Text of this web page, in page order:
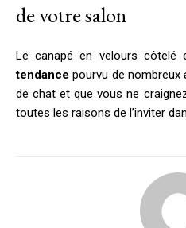
de votre salon
Le canapé en velours côtelé
tendance pourvu de nombreux
de chat et que vous ne
toutes les raisons de l’inviter